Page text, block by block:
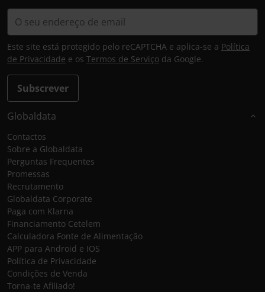
Subscrever
Este site está protegido pelo reCAPTCHA e aplica-se a Política
de Privacidade e os Termos de Serviço da Google.
Globaldata
Contactos
Sobre a Globaldata
Perguntas Frequentes
Promessas
Recrutamento
Globaldata Corporate
Paga com Klarna
Financiamento Cetelem
Calculadora Fonte de Alimentação
APP para Android e IOS
Política de Privacidade
Condições de Venda
Torna-te Afiliado!